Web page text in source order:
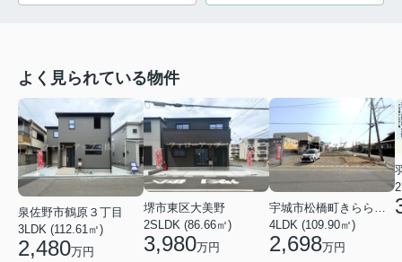
よく見られている物件
泉佐野市鶴原３丁目
3LDK (112.61㎡)
2,480万円
堺市東区大美野
2SLDK (86.66㎡)
3,980万円
宇城市松橋町きらら３丁目
4LDK (109.90㎡)
2,698万円